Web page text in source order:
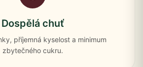
Dospělá chuť
příjemná kyselost a minimum
zbytečného cukru.